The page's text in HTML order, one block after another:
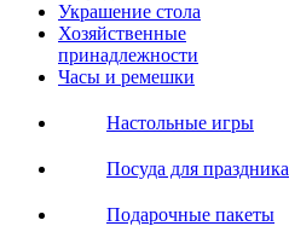
Украшение стола
Хозяйственные
принадлежности
Часы и ремешки
Настольные игры
Посуда для праздника
Подарочные пакеты